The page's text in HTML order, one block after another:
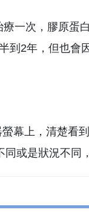
一次，膠原蛋
到2年，但也會
幕上，清楚看
或是狀況不同